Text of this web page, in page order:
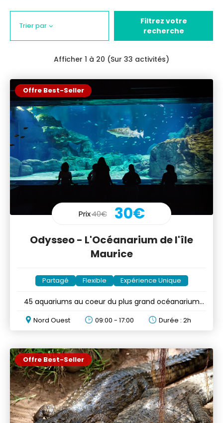
Trier par
Filtrez votre
recherche
Afficher 1 à 20 (Sur 33 activités)
Offre Best-Seller
Prix40€ 30€
Odysseo - L'Océanarium de l'île
Maurice
Partagé Flexible Expérience Unique
45 aquariums au coeur du plus grand océanarium
Nord Ouest 09:00 - 17:00 Durée : 2h
Offre Best-Seller